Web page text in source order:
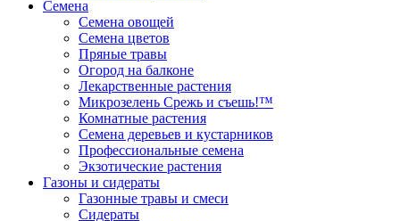
Семена
Семена овощей
Семена цветов
Пряные травы
Огород на балконе
Лекарственные растения
Микрозелень Срежь и съешь!™
Комнатные растения
Семена деревьев и кустарников
Профессиональные семена
Экзотические растения
Газоны и сидераты
Газонные травы и смеси
Сидераты